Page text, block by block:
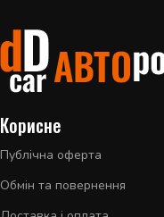
Корисне
Публічна оферта
Обмін та повернення